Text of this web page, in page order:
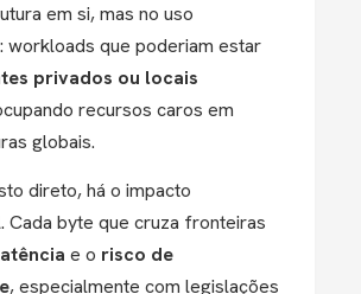
em si, mas no uso
workloads que poderiam estar
privados ou locais
recursos caros em
globais.
direto, há o impacto
Cada byte que cruza fronteiras
e o risco de
, especialmente com legislações